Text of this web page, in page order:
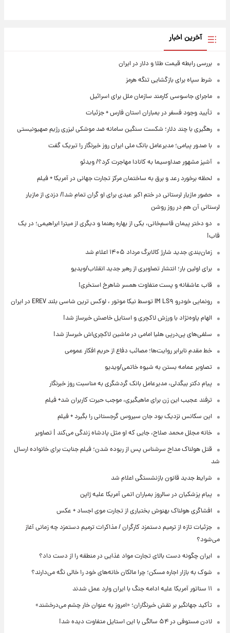
آخرین اخبار
بررسی رابطه قیمت طلا و دلار در ایران
شرط سپاه برای بازگشایی تنگه هرمز
ماجرای جاسوسی کارمند سازمان ملل برای اسرائیل
تأیید وجود فسفر در بمباران استان فارس + جزئیات
رهگیری با چند دلار؛ شکست سنگین سامانه ضد موشکی لیزری رژیم صهیونیستی
با صدور پیامی؛ مدیرعامل بانک ملی ایران روز خبرنگار را تبریک گفت
آشپز مشهور صداوسیما به کانادا مهاجرت کرد؟/ ویدئو
لحظه برخورد رعد و برق به ساختمان مرکز تجارت جهانی در آمریکا + فیلم
حضور مازیار لرستانی در ختم اکبر عبدی برای او گران تمام شد!/ دزدی از مازیار
لرستانی آن هم در روز روشن
دو دختر پیمان قاسم‌خانی، یکی از بهاره رهنما و دیگری از میترا ابراهیمی؛ در یک
قاب!
زمان‌بندی جدید شارژ کالابرگ مرداد ۱۴۰۵ اعلام شد
برای اولین بار؛ انتشار تصاویری از رهبر جدید انقلاب/ویدیو
قاب عاشقانه و پست متفاوت همسر شاهرخ استخری!
رونمایی خودرو IM LS۹ توسط نیکا موتور ، لوکس ترین شاسی بلند EREV در ایران
الهام پاوه‌نژاد با ورزش لاکچری و استایل خاصش خبرساز شد!
سلفی‌های پی‌درپی هلیا امامی در ماشین لاکچری‌اش خبرساز شد!
خط مقدم نابرابر روایت‌ها؛ مصائب دفاع از حریم افکار عمومی
تصاویر عمامه بستن به شیوه خاتمی/ویدیو
پیام دکتر بیگدلی، مدیرعامل بانک گردشگری به مناسبت روز خبرنگار
ترفند عجیب این زن برای ماهیگیری، موجب حیرت کاربران شد+ فیلم
این سکانس نزدیک بود جان سیروس گرجستانی را بگیرد + فیلم
خانه مجلل محمد صلاح، جایی که او مثل پادشاه زندگی می‌کند | تصاویر
قتل هولناک مداح سرشناس پس از ربوده شدن؛ فیلم جنایت برای خانواده ارسال
شد
شرایط جدید قانون بازنشستگی اعلام شد
پیام پزشکیان در سالروز بمباران اتمی آمریکا علیه ژاپن
افشاگری هولناک بهنوش بختیاری از تجارت موی اجساد + عکس
جزئیات تازه از ترمیم دستمزد کارگران / مذاکرات ترمیم دستمزد چه زمانی آغاز
می‌شود؟
ایران چگونه دست بالای تجارت مواد غذایی در منطقه را از دست داد؟
شوک به بازار اجاره مسکن؛ چرا مالکان خانه‌های خود را خالی نگه می‌دارند؟
۱۱ سناتور آمریکا علیه ادامه جنگ با ایران وارد عمل شدند
تأکید جهانگیر بر نقش خبرنگاران؛ «امروز به عنوان خار چشم می‌درخشند»
لادن مستوفی در ۵۴ سالگی با این استایل متفاوت دیده شد!